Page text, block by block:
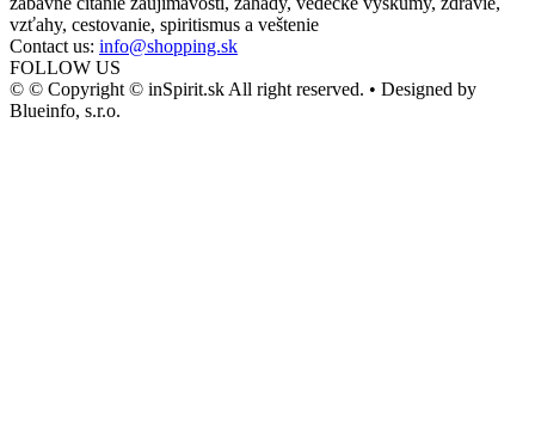
vzťahy, cestovanie, spiritismus a veštenie
Contact us: info@shopping.sk
FOLLOW US
© © Copyright © inSpirit.sk All right reserved. • Designed by
Blueinfo, s.r.o.